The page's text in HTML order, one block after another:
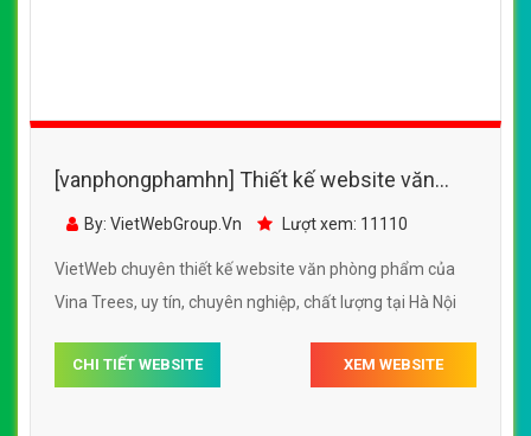
[vanphongphamhn] Thiết kế website văn
phòng phẩm của Vina Trees đẹp SEO tốt
By: VietWebGroup.Vn Lượt xem: 11110
VietWeb chuyên thiết kế website văn phòng phẩm của
Vina Trees, uy tín, chuyên nghiệp, chất lượng tại Hà Nội
CHI TIẾT WEBSITE XEM WEBSITE